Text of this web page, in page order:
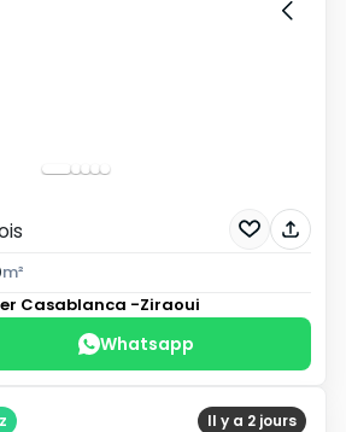
m²
Casablanca -Ziraoui
Whatsapp
Il y a 2 jours